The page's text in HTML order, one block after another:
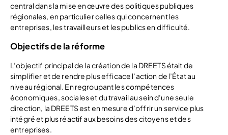
central dans la mise en œuvre des politiques publiques
régionales, en particulier celles qui concernent les
entreprises, les travailleurs et les publics en difficulté.
Objectifs de la réforme
L’objectif principal de la création de la DREETS était de
simplifier et de rendre plus efficace l’action de l’État au
niveau régional. En regroupant les compétences
économiques, sociales et du travail au sein d’une seule
direction, la DREETS est en mesure d’offrir un service plus
intégré et plus réactif aux besoins des citoyens et des
entreprises.